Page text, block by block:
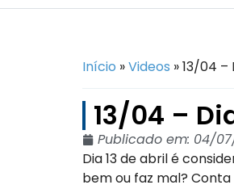
Início »Videos »13/04 –
13/04 –
Publicado em: 04/
Dia 13 de abril é
bem ou faz mal?